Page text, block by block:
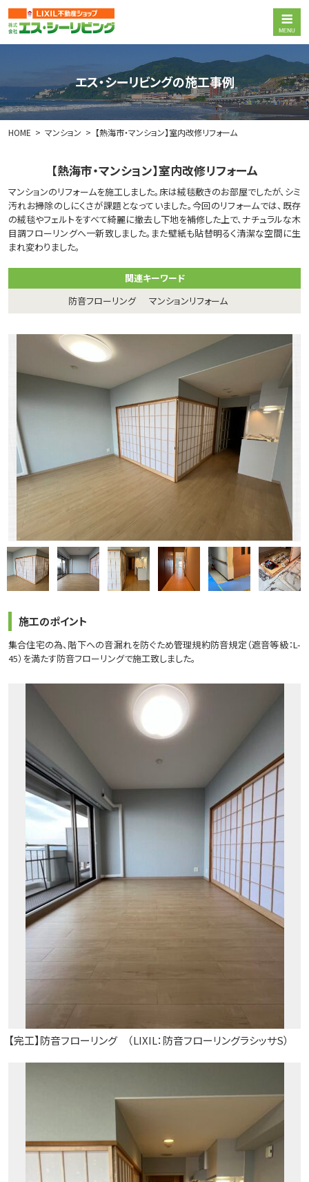
エス・シーリビングの施工事例
HOME マンション 【熱海市・マンション】室内改修リフォーム
【熱海市・マンション】室内改修リフォーム
マンションのリフォームを施工しました。床は絨毯敷きのお部屋でしたが、シミ
汚れお掃除のしにくさが課題となっていました。今回のリフォームでは、既存
の絨毯やフェルトをすべて綺麗に撤去し下地を補修した上で、ナチュラルな木
目調フローリングへ一新致しました。また壁紙も貼替明るく清潔な空間に生
まれ変わりました。
関連キーワード
防音フローリング
マンションリフォーム
施工のポイント
集合住宅の為、階下への音漏れを防ぐため管理規約防音規定（遮音等級：L-
45）を満たす防音フローリングで施工致しました。
【完工】防音フローリング （LIXIL：防音フローリングラシッサS）